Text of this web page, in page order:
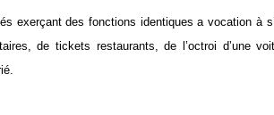
exerçant des fonctions identiques a vocation à
de tickets restaurants, de l’octroi d’une